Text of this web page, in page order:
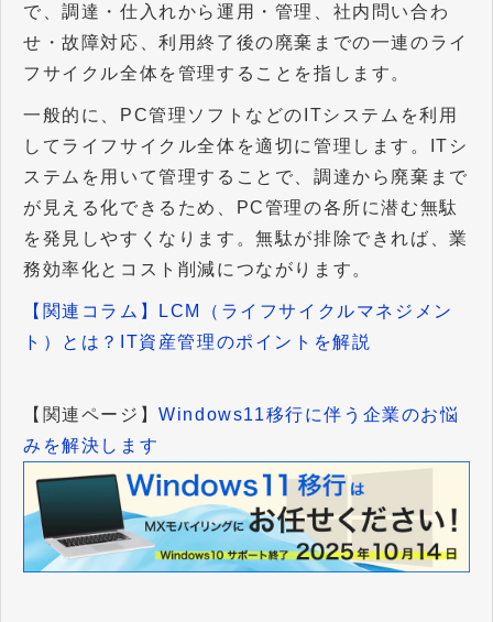
で、調達・仕入れから運用・管理、社内問い合わ
せ・故障対応、利用終了後の廃棄までの一連のライ
フサイクル全体を管理することを指します。
一般的に、PC管理ソフトなどのITシステムを利用
してライフサイクル全体を適切に管理します。ITシ
ステムを用いて管理することで、調達から廃棄まで
が見える化できるため、PC管理の各所に潜む無駄
を発見しやすくなります。無駄が排除できれば、業
務効率化とコスト削減につながります。
【関連コラム】LCM（ライフサイクルマネジメン
ト）とは？IT資産管理のポイントを解説
【関連ページ】Windows11移行に伴う企業のお悩
みを解決します